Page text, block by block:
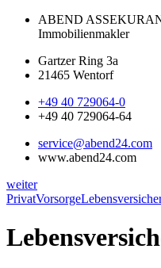
ABEND
Immobilienmakler
Gartzer Ring 3a
21465 Wentorf
+49 40 729064-0
+49 40 729064-64
service@abend24.com
www.abend24.com
weiter
PrivatVorsorge